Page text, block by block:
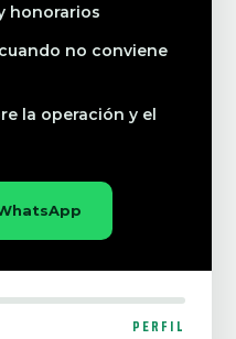
honorarios
no conviene
la operación y el
PERFIL